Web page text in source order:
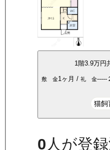
1 階3.9万円
敷 金1ヶ月 /礼 金-----
猫飼
0 人が登